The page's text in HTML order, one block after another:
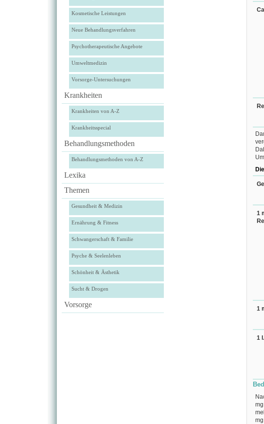
Kosmetische Leistungen
Neue Behandlungsverfahren
Psychotherapeutische Angebote
Umweltmedizin
Vorsorge-Untersuchungen
Krankheiten
Krankheiten von A-Z
Krankheitsspecial
Behandlungsmethoden
Behandlungsmethoden von A-Z
Lexika
Themen
Gesundheit & Medizin
Ernährung & Fitness
Schwangerschaft & Familie
Psyche & Seelenleben
Schönheit & Ästhetik
Sucht & Drogen
Vorsorge
1
1
1